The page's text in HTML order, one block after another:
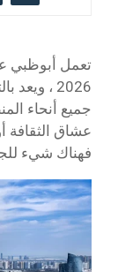
2026 ،
جميع أنحاء
عشاق الثقافة
فهناك شيء